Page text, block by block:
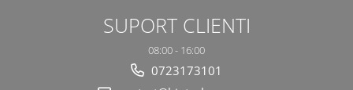
SUPORT CLIENTI
08:00 - 16:00
0723173101